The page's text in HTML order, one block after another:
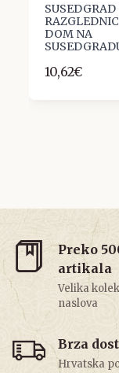
SUSEDGRAD
DOM NA
10,62€
Preko
artikala
Velika
naslova
Brza
Hrvatska